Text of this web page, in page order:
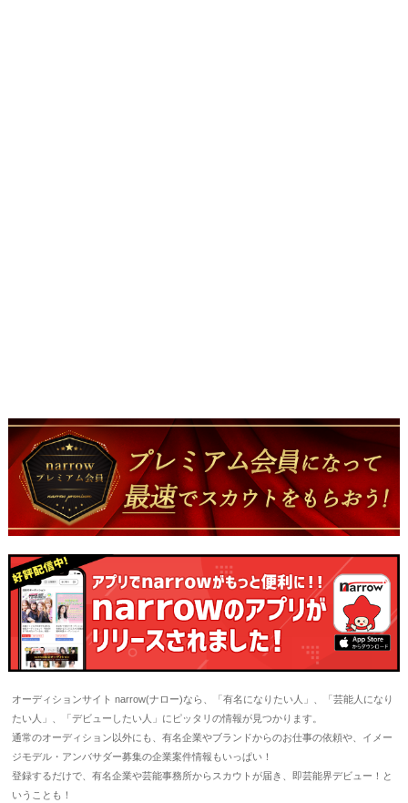
オーディションサイト narrow(ナロー)なら、「有名になりたい人」、「芸能人になり
たい人」、「デビューしたい人」にピッタリの情報が見つかります。
通常のオーディション以外にも、有名企業やブランドからのお仕事の依頼や、イメー
ジモデル・アンバサダー募集の企業案件情報もいっぱい！
登録するだけで、有名企業や芸能事務所からスカウトが届き、即芸能界デビュー！と
いうことも！